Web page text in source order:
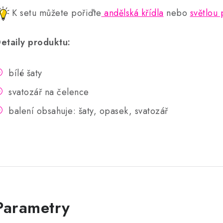
K setu můžete pořiďte andělská křídla nebo světlou
produktu:
bílé šaty
svatozář na čelence
balení obsahuje: šaty, opasek, svatozář